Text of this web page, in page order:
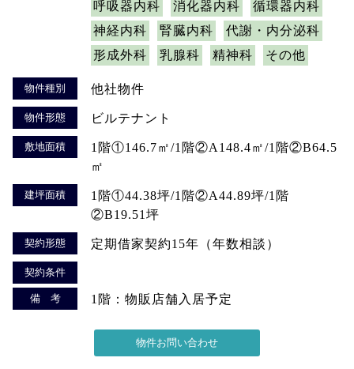
呼吸器内科
消化器内科
循環器内科
神経内科
腎臓内科
代謝・内分泌科
形成外科
乳腺科 精神科 その他
物件種別 他社物件
物件形態 ビルテナント
敷地面積
1階①146.7㎡/1階②A148.4㎡/1階②B64.5
㎡
建坪面積
1階①44.38坪/1階②A44.89坪/1階
②B19.51坪
契約形態 定期借家契約15年（年数相談）
契約条件
備 考 1階：物販店舗入居予定